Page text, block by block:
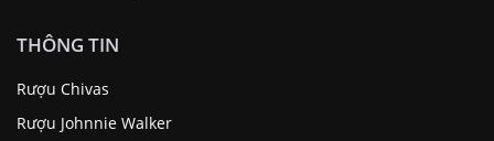
THÔNG TIN
Rượu Chivas
Rượu Johnnie Walker